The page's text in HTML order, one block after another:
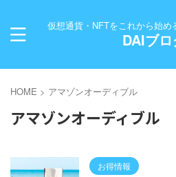
仮想通貨・NFTをこれから始め
DAIブ
HOME > アマゾンオーディブル
アマゾンオーディブル
お得情報